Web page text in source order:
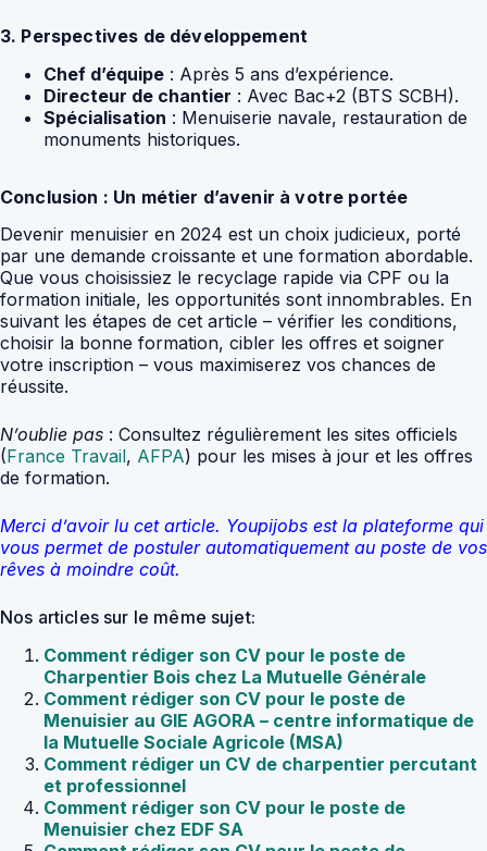
3. Perspectives de développement
Chef d’équipe : Après 5 ans d’expérience.
Directeur de chantier : Avec Bac+2 (BTS SCBH).
Spécialisation : Menuiserie navale, restauration de
monuments historiques.
Conclusion : Un métier d’avenir à votre portée
Devenir menuisier en 2024 est un choix judicieux, porté
par une demande croissante et une formation abordable.
Que vous choisissiez le recyclage rapide via CPF ou la
formation initiale, les opportunités sont innombrables. En
suivant les étapes de cet article – vérifier les conditions,
choisir la bonne formation, cibler les offres et soigner
votre inscription – vous maximiserez vos chances de
réussite.
N’oublie pas : Consultez régulièrement les sites officiels
(France Travail, AFPA) pour les mises à jour et les offres
de formation.
Merci d’avoir lu cet article. Youpijobs est la plateforme qui
vous permet de postuler automatiquement au poste de vos
rêves à moindre coût.
Nos articles sur le même sujet:
Comment rédiger son CV pour le poste de
Charpentier Bois chez La Mutuelle Générale
Comment rédiger son CV pour le poste de
Menuisier au GIE AGORA – centre informatique de
la Mutuelle Sociale Agricole (MSA)
Comment rédiger un CV de charpentier percutant
et professionnel
Comment rédiger son CV pour le poste de
Menuisier chez EDF SA